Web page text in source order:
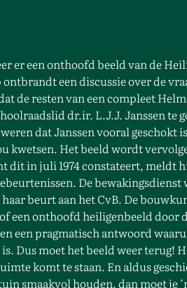
er een onthoofd beeld van de
een discussie over de
de resten van een compleet
dr.ir. L.J.J. Janssen te
dat Janssen vooral geschokt
kwetsen. Het beeld wordt
dit in juli 1974 constateert, meldt
De bewakingsdienst
beurt aan het CvB. De
een onthoofd heiligenbeeld door
een pragmatisch antwoord
Dus moet het beeld weer terug!
komt te staan. En aldus
smaakvol houden, dan moet je